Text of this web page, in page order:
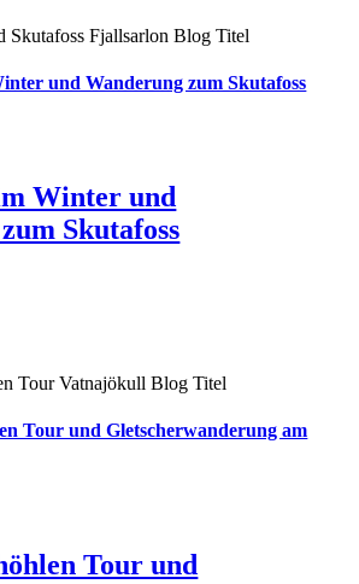
und Wanderung zum Skutafoss
Winter und
Skutafoss
Tour und Gletscherwanderung am
Tour und